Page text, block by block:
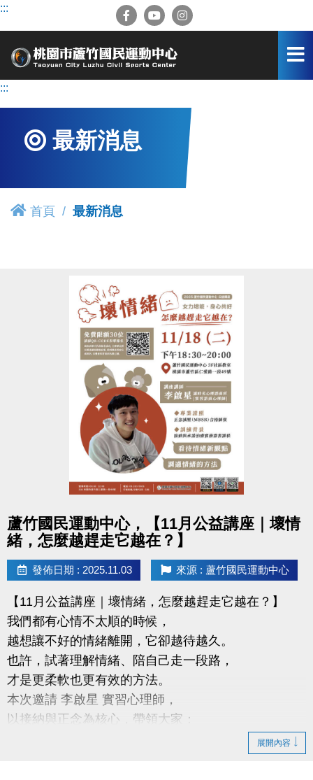
跳
容
:::
:::
最新消息
首頁 最新消息
蘆竹國民運動中心，【11月公益講座｜壞情
緒，怎麼越趕走它越在？】
發佈日期 : 2025.11.03 來源 : 蘆竹國民運動中心
【11月公益講座｜壞情緒，怎麼越趕走它越在？】
我們都有心情不太順的時候，
越想讓不好的情緒離開，它卻越待越久。
也許，試著理解情緒、陪自己走一段路，
才是更柔軟也更有效的方法。
本次邀請 李啟星 實習心理師，
以接納與正念為核心，帶領大家：
展開內容